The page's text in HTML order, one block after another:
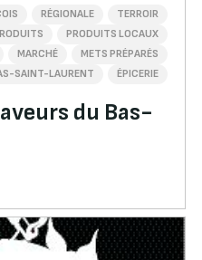
SAINT-LAURENT ÉPICERIE
MARCHÉ METS PRÉPARÉS
PRODUITS LOCAUX
RÉGIONALE TERROIR
du Bas-